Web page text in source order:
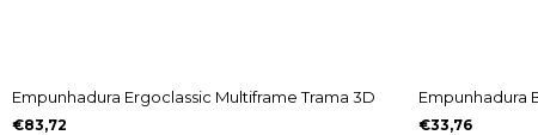
Empunhadura Ergoclassic Multiframe Trama 3D
€83,72
Empunhadura
€33,76